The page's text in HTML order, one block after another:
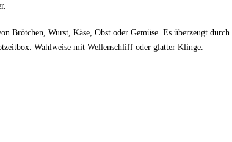
Brötchen, Wurst, Käse, Obst oder Gemüse. Es überzeugt
Wahlweise mit Wellenschliff oder glatter Klinge.